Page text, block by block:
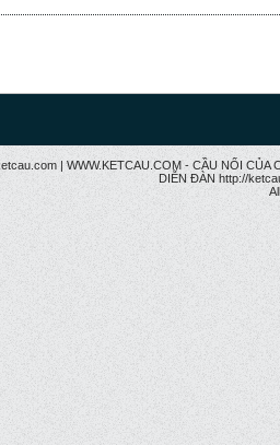
| WWW.KETCAU.COM - CẦU NỐI
DIỄN ĐÀN http://